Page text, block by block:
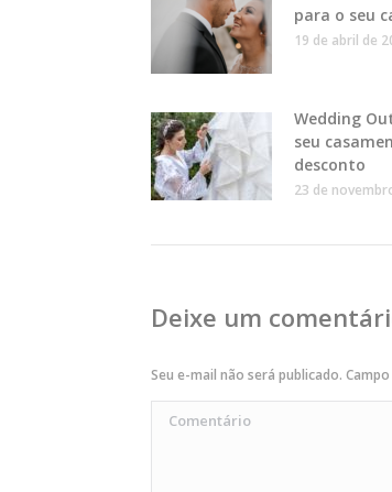
para o seu
19 de abril de
Wedding
seu
desconto
23 de
Deixe um
Seu e-mail não será publicado.
Comentário